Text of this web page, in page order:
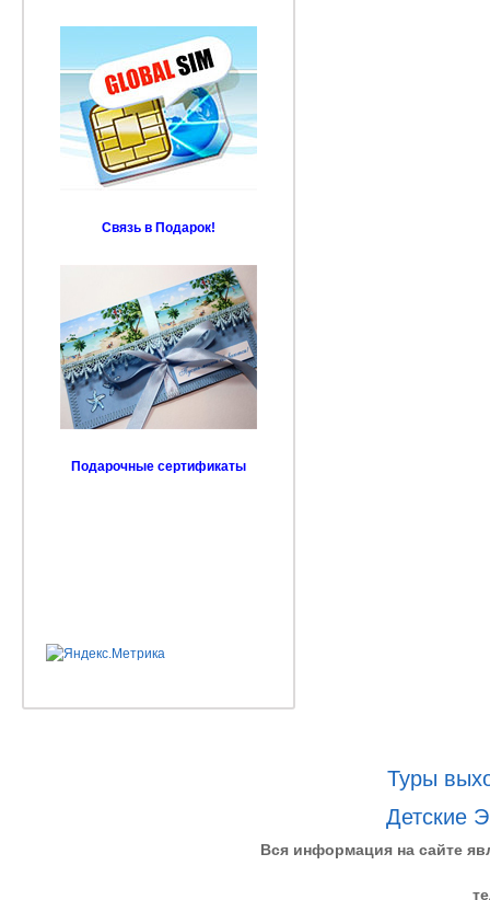
Связь в Подарок!
Подарочные сертификаты
Туры
Детские
Вся информация на сайте